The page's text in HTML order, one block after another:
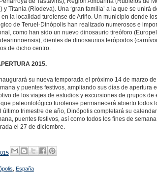
y Titania (Riodeva). Una ‘gran familia’ a la que se unirá
la localidad turolense de Ariño. Un municipio donde
de Teruel-Dinópolis han realizado numerosos e
como han sido un nuevo dinosaurio tireóforo
dientes de dinosaurios terópodos
de dicho centro.
2015.
su nueva temporada el próximo 14 de marzo
y puentes festivos, ampliando sus días de apertura
de los viajes de estudios y excursiones de grupos
paleontológico turolense permanecerá abierto todos
último trimestre de año, Dinópolis completará su
puentes festivos, así como todos los fines de
el 27 de diciembre.
España